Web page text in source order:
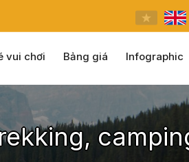
vui chơi Bảng giá Infographic